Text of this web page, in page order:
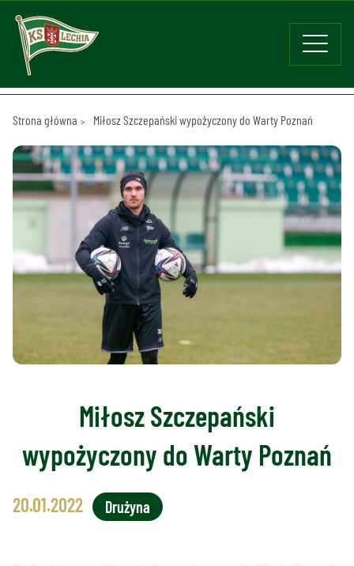
Strona główna Miłosz Szczepański wypożyczony do Warty Poznań
Miłosz Szczepański
wypożyczony do Warty Poznań
20.01.2022 Drużyna